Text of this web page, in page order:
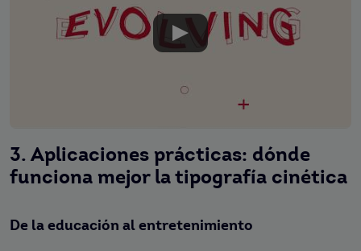
3. Aplicaciones prácticas: dónde
funciona mejor la tipografía cinética
De la educación al entretenimiento